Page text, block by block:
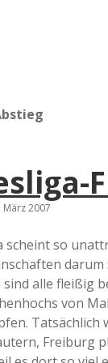
2007
scheint so
sind alle fleißig
von
Tatsächlich
Freiburg